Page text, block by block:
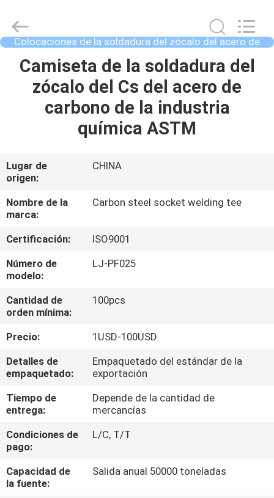
HOGAR
PRODUCTOS
NOSOTROS
VIAJE
DE
LA
FÁBRICA
CONTROL
CALIDAD
ÉNTRENOS
EN
CONTACTO
CON
NOTICIAS
tubería
acero
Proveedor.
Colocaciones de la soldadura del zócalo del acero de
carbono
Camiseta de la soldadura del
zócalo del Cs del acero de
carbono de la industria
química ASTM
Lugar de
origen:
CHINA
Nombre de la
marca:
Carbon steel socket welding tee
Certificación:
ISO9001
Número de
modelo:
LJ-PF025
Cantidad de
orden mínima:
100pcs
Precio:
1USD-100USD
Detalles de
empaquetado:
Empaquetado del estándar de la
exportación
Tiempo de
entrega:
Depende de la cantidad de
mercancías
Condiciones de
pago:
L/C, T/T
Capacidad de
la fuente:
Salida anual 50000 toneladas